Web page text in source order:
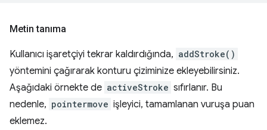
Metin tanıma
Kullanıcı işaretçiyi tekrar kaldırdığında, addStroke()
yöntemini çağırarak konturu çiziminize ekleyebilirsiniz.
Aşağıdaki örnekte de activeStroke sıfırlanır. Bu
nedenle, pointermove işleyici, tamamlanan vuruşa puan
eklemez.